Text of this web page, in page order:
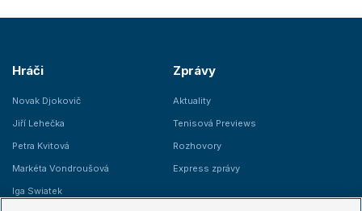
Hráči
Novak Djokovič
Jiří Lehečka
Petra Kvitová
Markéta Vondroušová
Iga Swiatek
Zprávy
Aktuality
Tenisová Previews
Rozhovory
Express zprávy